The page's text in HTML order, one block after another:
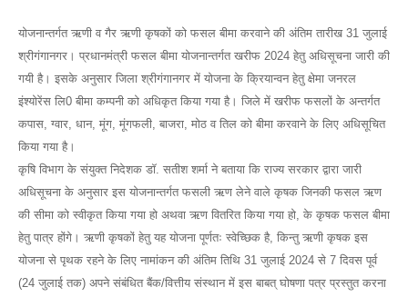
योजनान्तर्गत ऋणी व गैर ऋणी कृषकों को फसल बीमा करवाने की अंतिम तारीख 31 जुलाई
श्रीगंगानगर। प्रधानमंत्री फसल बीमा योजनान्तर्गत खरीफ 2024 हेतु अधिसूचना जारी की
गयी है। इसके अनुसार जिला श्रीगंगानगर में योजना के क्रियान्वन हेतु क्षेमा जनरल
इंश्योरेंस लि0 बीमा कम्पनी को अधिकृत किया गया है। जिले में खरीफ फसलों के अन्तर्गत
कपास, ग्वार, धान, मूंग, मूंगफली, बाजरा, मोठ व तिल को बीमा करवाने के लिए अधिसूचित
किया गया है।
कृषि विभाग के संयुक्त निदेशक डॉ. सतीश शर्मा ने बताया कि राज्य सरकार द्वारा जारी
अधिसूचना के अनुसार इस योजनान्तर्गत फसली ऋण लेने वाले कृषक जिनकी फसल ऋण
की सीमा को स्वीकृत किया गया हो अथवा ऋण वितरित किया गया हो, के कृषक फसल बीमा
हेतु पात्र होंगे। ऋणी कृषकों हेतु यह योजना पूर्णतः स्वेच्छिक है, किन्तु ऋणी कृषक इस
योजना से पृथक रहने के लिए नामांकन की अंतिम तिथि 31 जुलाई 2024 से 7 दिवस पूर्व
(24 जुलाई तक) अपने संबंधित बैंक/वित्तीय संस्थान में इस बाबत् घोषणा पत्र प्रस्तुत करना